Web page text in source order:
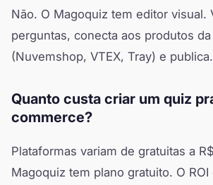
Não. O Magoquiz tem editor visual.
perguntas, conecta aos produtos da
(Nuvemshop, VTEX, Tray) e
Quanto custa criar um quiz
commerce?
Plataformas variam de gratuitas a
Magoquiz tem plano gratuito. O ROI